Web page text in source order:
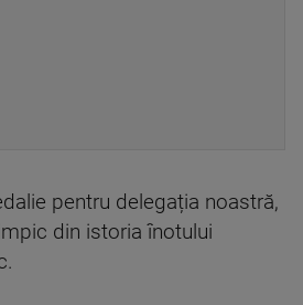
pentru delegația noastră,
din istoria înotului